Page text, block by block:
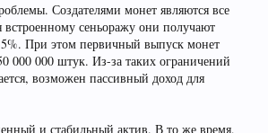
Создателями монет являются все
встроенному сеньоражу они получают
При этом первичный выпуск монет
000 000 штук. Из-за таких ограничений
возможен пассивный доход для
и стабильный актив. В то же время,